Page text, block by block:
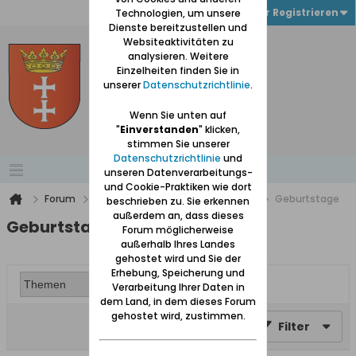
Anmelden oder Registrieren
Forum Nur für angemeldete Teilnehmer Geburtstage
Geburtstage
Filter
Technologien, um unsere
Dienste bereitzustellen und
Websiteaktivitäten zu
analysieren. Weitere
Einzelheiten finden Sie in
unsererDatenschutzrichtlinie.
Wenn Sie unten auf
"Einverstanden" klicken,
stimmen Sie unserer
Datenschutzrichtlinie und
unseren Datenverarbeitungs-
und Cookie-Praktiken wie dort
beschrieben zu. Sie erkennen
außerdem an, dass dieses
Forum möglicherweise
außerhalb Ihres Landes
gehostet wird und Sie der
Erhebung, Speicherung und
Verarbeitung Ihrer Daten in
dem Land, in dem dieses Forum
gehostet wird, zustimmen.